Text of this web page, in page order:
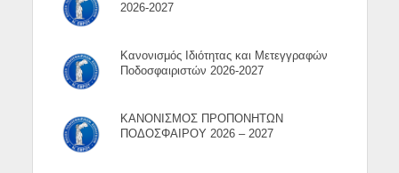
2026-2027
Κανονισμός Ιδιότητας και Μετεγγραφών
Ποδοσφαιριστών 2026-2027
ΚΑΝΟΝΙΣΜΟΣ ΠΡΟΠΟΝΗΤΩΝ
ΠΟΔΟΣΦΑΙΡΟΥ 2026 – 2027